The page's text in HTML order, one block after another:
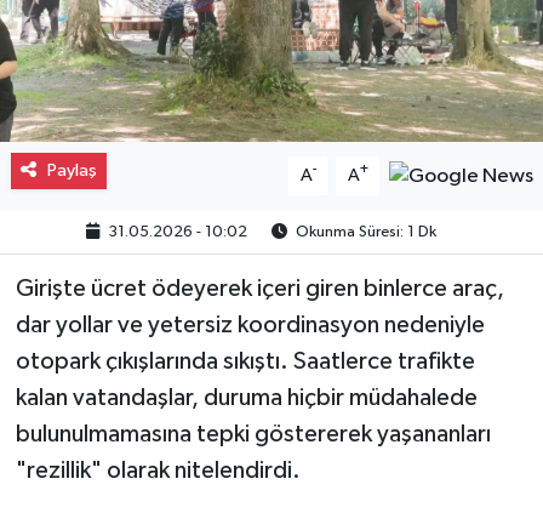
Paylaş A- A+
31.05.2026 - 10:02 Okunma Süresi: 1 Dk
Girişte ücret ödeyerek içeri giren binlerce araç,
dar yollar ve yetersiz koordinasyon nedeniyle
otopark çıkışlarında sıkıştı. Saatlerce trafikte
kalan vatandaşlar, duruma hiçbir müdahalede
bulunulmamasına tepki göstererek yaşananları
"rezillik" olarak nitelendirdi.